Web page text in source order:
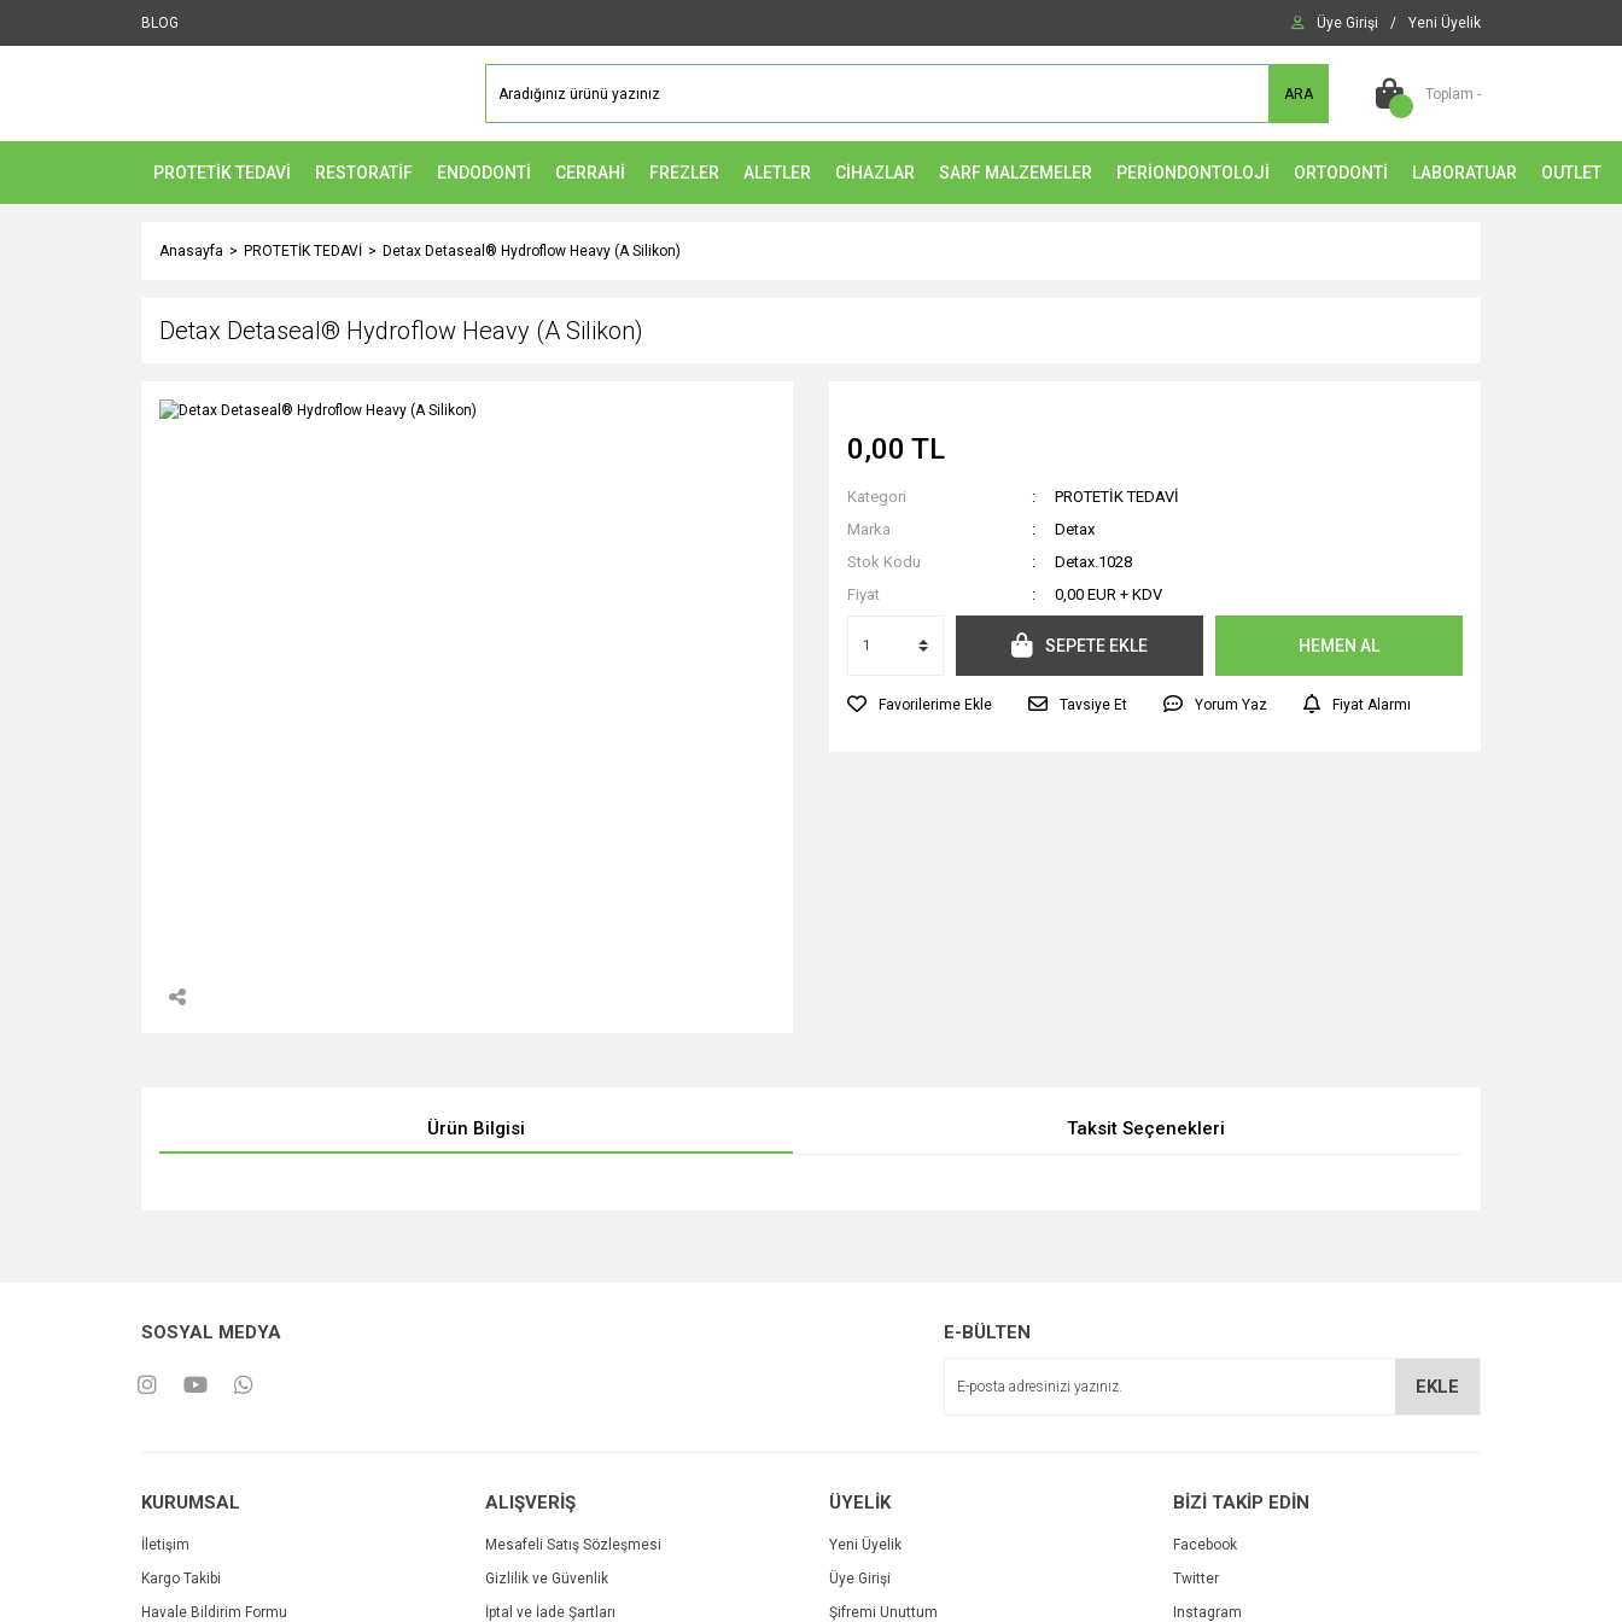
BLOG Üye Girişi / Yeni Üyelik
ARA Toplam -
PROTETİK TEDAVİ RESTORATİF ENDODONTİ CERRAHİ FREZLER ALETLER CİHAZLAR SARF MALZEMELER PERİONDONTOLOJİ ORTODONTİ LABORATUAR OUTLET
Anasayfa PROTETİK TEDAVİ Detax Detaseal® Hydroflow Heavy (A Silikon)
Detax Detaseal® Hydroflow Heavy (A Silikon)
0,00 TL
Kategori
PROTETİK TEDAVİ
Marka
Detax
Stok Kodu
Detax.1028
Fiyat
0,00 EUR + KDV
SEPETE EKLE HEMEN AL
Tavsiye Et Yorum Yaz Fiyat Alarmı
Ürün Bilgisi Taksit Seçenekleri
SOSYAL MEDYA E-BÜLTEN
EKLE
KURUMSAL
İletişim
Kargo Takibi
Havale Bildirim Formu
ALIŞVERİŞ
Mesafeli Satış Sözleşmesi
Gizlilik ve Güvenlik
İptal ve İade Şartları
ÜYELİK
Yeni Üyelik
Üye Girişi
Şifremi Unuttum
BİZİ TAKİP EDİN
Facebook
Twitter
Instagram